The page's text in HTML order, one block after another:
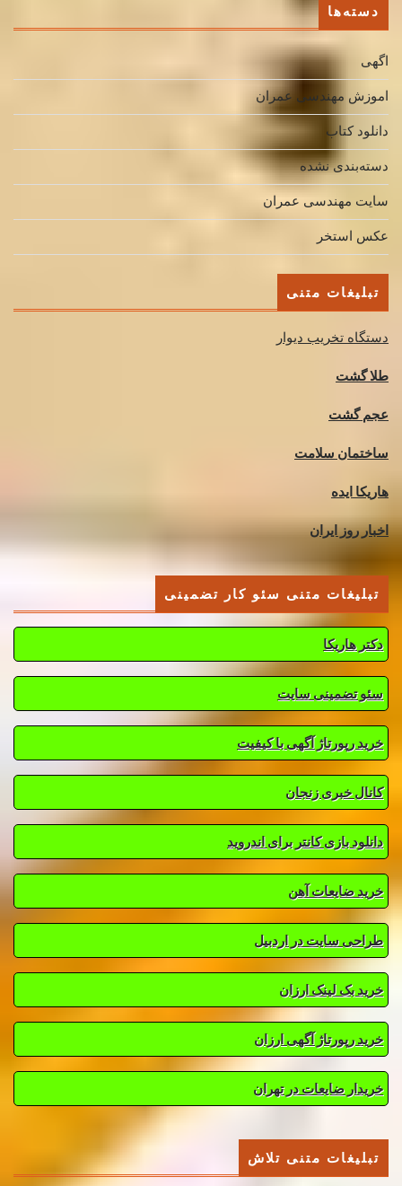
دسته‌ها
اگهی
اموزش مهندسی عمران
دانلود کتاب
دسته‌بندی نشده
سایت مهندسی عمران
عکس استخر
تبلیغات متنی
دستگاه تخریب دیوار
طلا گشت
عجم گشت
ساختمان سلامت
هاریکا ایده
اخبار روز ایران
تبلیغات متنی سئو کار تضمینی
دکتر هاریکا
سئو تضمینی سایت
خرید رپورتاژ آگهی با کیفیت
کانال خبری زنجان
دانلود بازی کانتر برای اندروید
خرید ضایعات آهن
طراحی سایت در اردبیل
خرید بک لینک ارزان
خرید رپورتاژ آگهی ارزان
خریدار ضایعات در تهران
تبلیغات متنی تلاش